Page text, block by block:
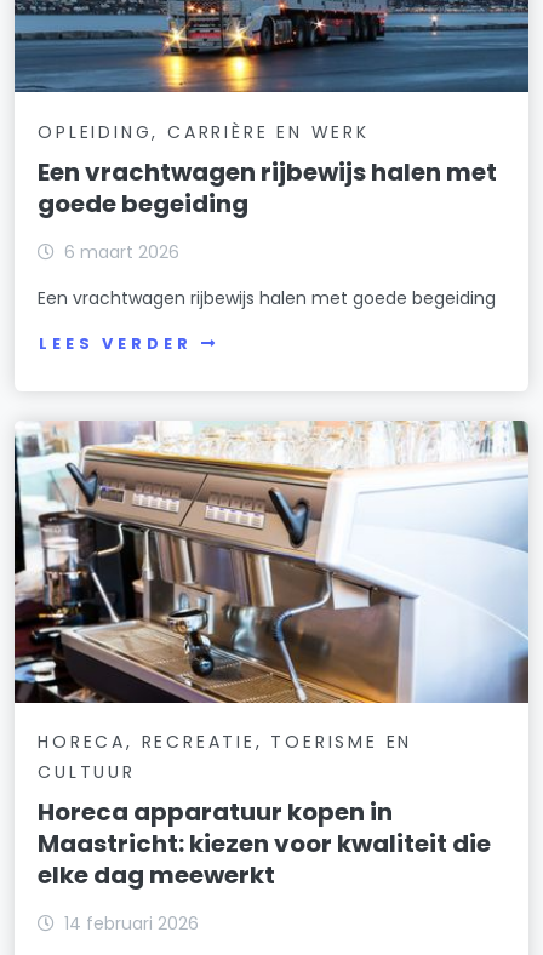
OPLEIDING, CARRIÈRE EN WERK
Een vrachtwagen rijbewijs halen met
goede begeiding
6 maart 2026
Een vrachtwagen rijbewijs halen met goede begeiding
LEES VERDER
HORECA, RECREATIE, TOERISME EN
CULTUUR
Horeca apparatuur kopen in
Maastricht: kiezen voor kwaliteit die
elke dag meewerkt
14 februari 2026